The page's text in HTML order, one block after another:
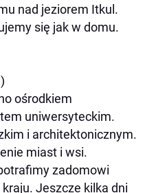
nad jeziorem Itkul.
się jak w domu.
ośrodkiem
uniwersyteckim.
i architektonicznym.
miast i wsi.
zadomowi
Jeszcze kilka dni